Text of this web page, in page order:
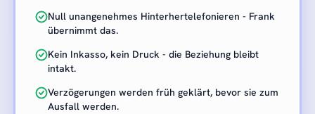
Null unangenehmes Hinterhertelefonieren - Frank
übernimmt das.
Kein Inkasso, kein Druck - die Beziehung bleibt
intakt.
Verzögerungen werden früh geklärt, bevor sie zum
Ausfall werden.